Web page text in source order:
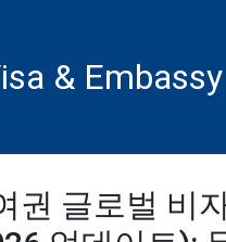
& Embassy
권 글로벌 비